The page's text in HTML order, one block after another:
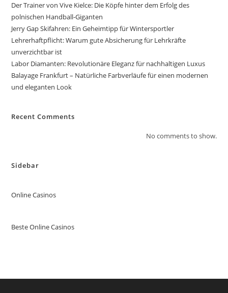
Der Trainer von Vive Kielce: Die Köpfe hinter dem Erfolg des
polnischen Handball-Giganten
Jerry Gap Skifahren: Ein Geheimtipp für Wintersportler
Lehrerhaftpflicht: Warum gute Absicherung für Lehrkräfte
unverzichtbar ist
Labor Diamanten: Revolutionäre Eleganz für nachhaltigen Luxus
Balayage Frankfurt – Natürliche Farbverläufe für einen modernen
und eleganten Look
Recent Comments
No comments to show.
Sidebar
Online Casinos
Beste Online Casinos